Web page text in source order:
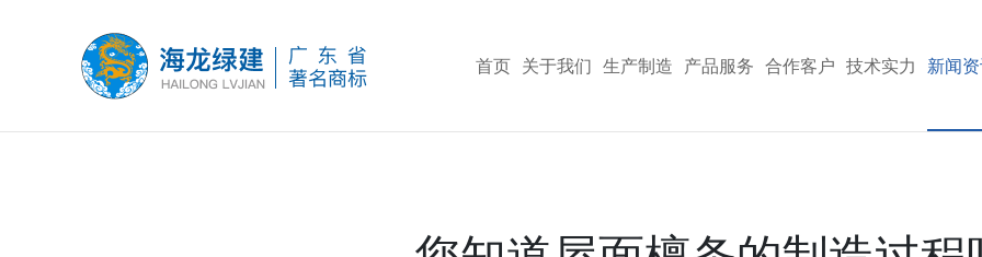
首页 关于我们 生产制造 产品服务 合作客户 技术实力 新闻